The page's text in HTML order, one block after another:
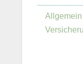
Allgemein